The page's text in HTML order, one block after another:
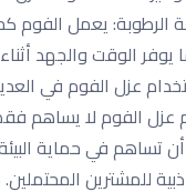
الرطوبة: يعمل
الوقت والجهد
عزل الفوم في
عزل الفوم لا يساهم